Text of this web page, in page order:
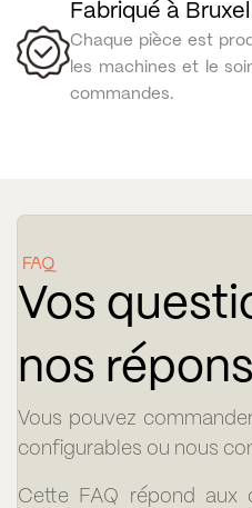
Fabriqué à
Chaque pièce est
les machines et le
commandes.
FAQ
Vos
nos
Vous pouvez
configurables ou nous
Cette FAQ répond aux